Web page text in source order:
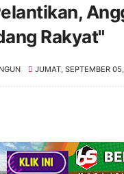
Rakyat"
JUMAT, SEPTEMBER